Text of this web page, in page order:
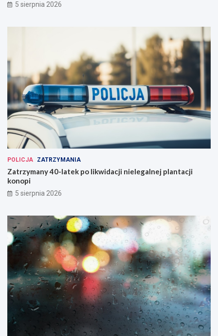
5 sierpnia 2026
POLICJA ZATRZYMANIA
Zatrzymany 40-latek po likwidacji nielegalnej plantacji
konopi
5 sierpnia 2026